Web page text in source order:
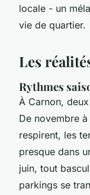
locale - un
vie de quartier.
Les
Rythmes
À Carnon,
De novembre
respirent, les
presque dans
juin, tout
parkings se